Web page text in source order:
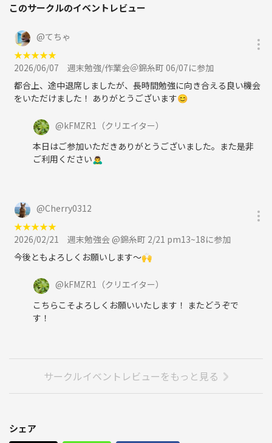
このサークルのイベントレビュー
@てちゃ
★★★★★
2026/06/07
週末勉強/作業会＠錦糸町 06/07に参加
都合上、途中退席しましたが、長時間勉強に向き合える良い機会
をいただけました！ ありがとうございます😊
@kFMZR1
（クリエイター）
本日はご参加いただきありがとうございました。また是非
ご利用ください🙇‍♂️
@Cherry0312
★★★★★
2026/02/21
週末勉強会 @錦糸町 2/21 pm13~18に参加
今後ともよろしくお願いします〜🙌
@kFMZR1
（クリエイター）
こちらこそよろしくお願いいたします！ またどうぞで
す！
サークルイベントレビューをもっと見る
シェア